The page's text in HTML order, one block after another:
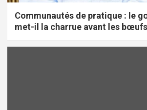
Communautés de pratique : le
met-il la charrue avant les